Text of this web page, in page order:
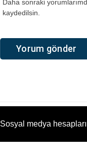
Daha sonraki
kaydedilsin.
Sosyal medya